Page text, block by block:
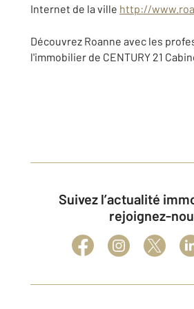
Internet de la ville http://
Découvrez Roanne avec les
l'immobilier de CENTURY 21
Suivez l’actualité immobilière et
rejoignez-